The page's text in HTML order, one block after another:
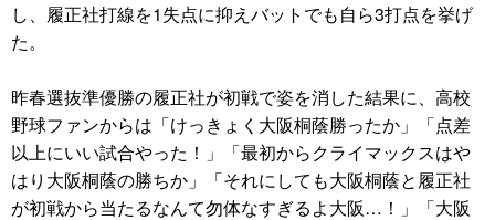
し、履正社打線を1失点に抑えバットでも自ら3打点を挙げ
た。
昨春選抜準優勝の履正社が初戦で姿を消した結果に、高校
野球ファンからは「けっきょく大阪桐蔭勝ったか」「点差
以上にいい試合やった！」「最初からクライマックスはや
はり大阪桐蔭の勝ちか」「それにしても大阪桐蔭と履正社
が初戦から当たるなんて勿体なすぎるよ大阪…！」「大阪